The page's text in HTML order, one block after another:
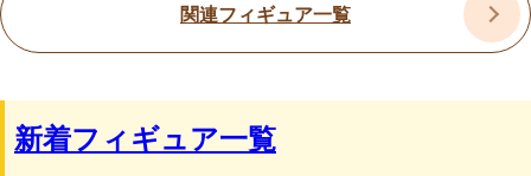
関連フィギュア一覧
新着フィギュア一覧